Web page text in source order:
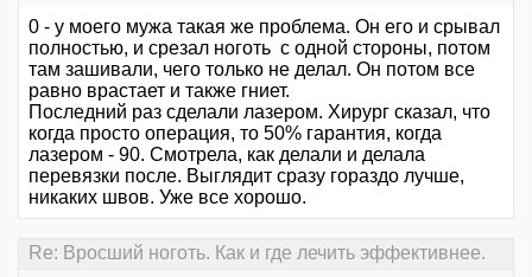
0 - у моего мужа такая же проблема. Он его и срывал
полностью, и срезал ноготь с одной стороны, потом
там зашивали, чего только не делал. Он потом все
равно врастает и также гниет.
Последний раз сделали лазером. Хирург сказал, что
когда просто операция, то 50% гарантия, когда
лазером - 90. Смотрела, как делали и делала
перевязки после. Выглядит сразу гораздо лучше,
никаких швов. Уже все хорошо.
Re: Вросший ноготь. Как и где лечить эффективнее.